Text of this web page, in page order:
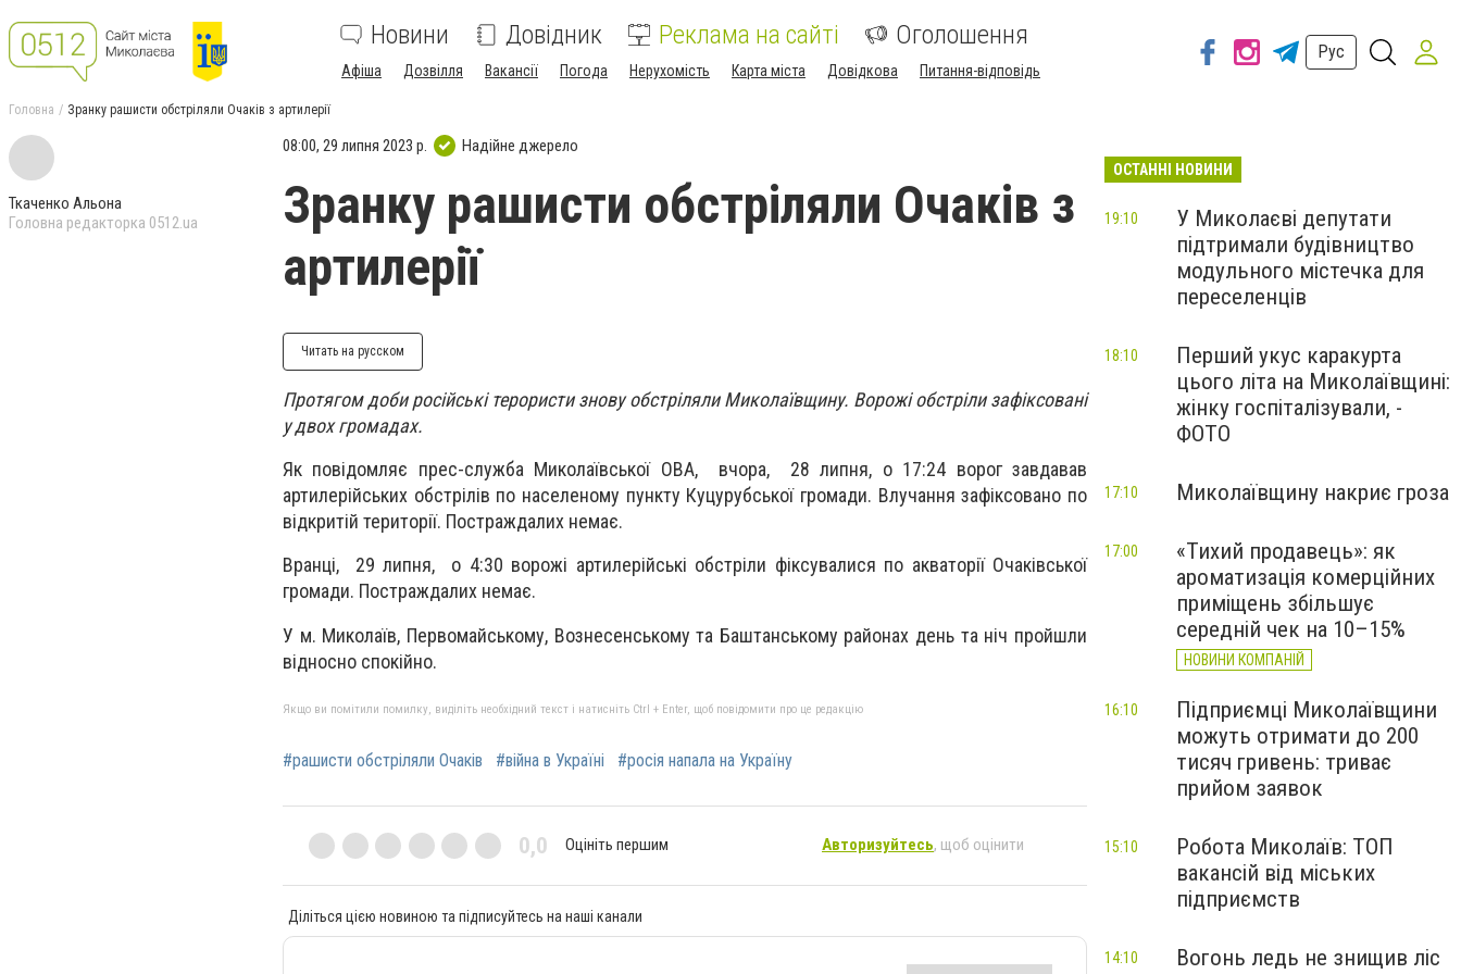
Новини Довідник Реклама на сайті Оголошення
Афіша Дозвілля Вакансії Погода Нерухомість Карта міста Довідкова Питання-відповідь
Рус
Головна Зранку рашисти обстріляли Очаків з артилерії
Ткаченко Альона
Головна редакторка 0512.ua
08:00, 29 липня 2023 р. Надійне джерело
Зранку рашисти обстріляли Очаків з
артилерії
Читать на русском
Протягом доби російські терористи знову обстріляли Миколаївщину. Ворожі обстріли зафіксовані
у двох громадах.
Як повідомляє прес-служба Миколаївської ОВА, вчора, 28 липня, о 17:24 ворог завдавав
артилерійських обстрілів по населеному пункту Куцурубської громади. Влучання зафіксовано по
відкритій території. Постраждалих немає.
Вранці, 29 липня, о 4:30 ворожі артилерійські обстріли фіксувалися по акваторії Очаківської
громади. Постраждалих немає.
У м. Миколаїв, Первомайському, Вознесенському та Баштанському районах день та ніч пройшли
відносно спокійно.
Якщо ви помітили помилку, виділіть необхідний текст і натисніть Ctrl + Enter, щоб повідомити про це редакцію
#рашисти обстріляли Очаків #війна в Україні #росія напала на Україну
0,0 Оцініть першим Авторизуйтесь, щоб оцінити
Діліться цією новиною та підписуйтесь на наші канали
ОСТАННІ НОВИНИ
У Миколаєві депутати
підтримали будівництво
модульного містечка для
переселенців
19:10
Перший укус каракурта
цього літа на Миколаївщині:
жінку госпіталізували, -
ФОТО
18:10
Миколаївщину накриє гроза
17:10
«Тихий продавець»: як
ароматизація комерційних
приміщень збільшує
середній чек на 10–15%
НОВИНИ КОМПАНІЙ
17:00
Підприємці Миколаївщини
можуть отримати до 200
тисяч гривень: триває
прийом заявок
16:10
Робота Миколаїв: ТОП
вакансій від міських
підприємств
15:10
Вогонь ледь не знищив ліс
14:10